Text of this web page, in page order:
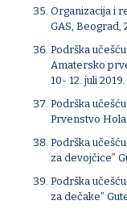
Organizacija i
GAS, Beograd,
Podrška
Amatersko
10- 12. juli
Podrška
Prvenstvo
Podrška
za devojčice”
Podrška
za dečake”